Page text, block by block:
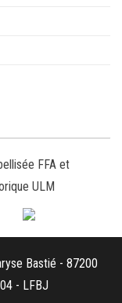
FFA et
ULM
Bastié - 87200
- LFBJ